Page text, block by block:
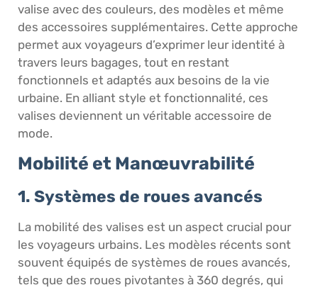
valise avec des couleurs, des modèles et même
des accessoires supplémentaires. Cette approche
permet aux voyageurs d’exprimer leur identité à
travers leurs bagages, tout en restant
fonctionnels et adaptés aux besoins de la vie
urbaine. En alliant style et fonctionnalité, ces
valises deviennent un véritable accessoire de
mode.
Mobilité et Manœuvrabilité
1. Systèmes de roues avancés
La mobilité des valises est un aspect crucial pour
les voyageurs urbains. Les modèles récents sont
souvent équipés de systèmes de roues avancés,
tels que des roues pivotantes à 360 degrés, qui